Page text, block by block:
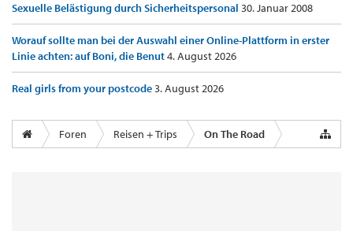
Sexuelle Belästigung durch Sicherheitspersonal 30. Januar 2008
Worauf sollte man bei der Auswahl einer Online-Plattform in erster
Linie achten: auf Boni, die Benut4. August 2026
Real girls from your postcode3. August 2026
Foren Reisen + Trips On The Road